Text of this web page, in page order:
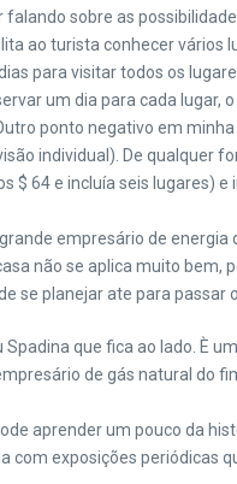
sobre as
ao turista conhecer
para visitar todos os
um dia para cada
ponto negativo em
individual). De qualquer
64 e incluía seis lugares)
empresário de
não se aplica muito
se planejar ate para
que fica ao lado. È
de gás natural
aprender um pouco da
com exposições periódicas